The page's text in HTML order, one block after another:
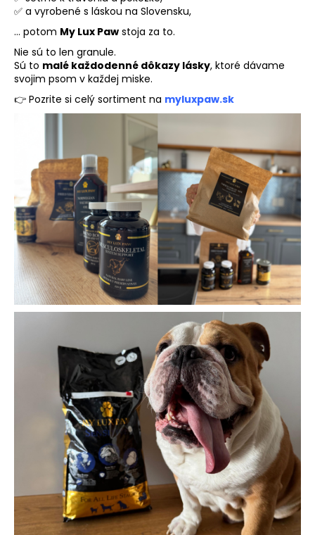
✅ a vyrobené s láskou na Slovensku,
… potom My Lux Paw stoja za to.
Nie sú to len granule.
Sú to malé každodenné dôkazy lásky, ktoré dávame
svojim psom v každej miske.
👉 Pozrite si celý sortiment na myluxpaw.sk